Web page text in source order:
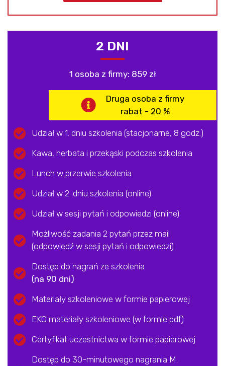
2 DNI
1 osoba z firmy: 859 zł
Druga osoba z firmy
rabat - 20 %
Udział w 1. dniu szkolenia (stacjonarne, 8 godz.)
Kawa, herbata i przekąski podczas szkolenia
Lunch w przerwie szkolenia
Udział w 2. dniu szkolenia (online)
Udział w sesji pytań i odpowiedzi (online)
Możliwość zadania 2 pytań przez mail
(odpowiedź w sesji pytań i odpowiedzi)
Dostęp do nagrań ze szkolenia​
(na 90 dni)
Materiały szkoleniowe w formie papierowej
EKO materiały szkoleniowe (w formie pdf)
Certyfikat uczestnictwa w formie papierowej
Dostęp do 30-minutowego nagrania M.